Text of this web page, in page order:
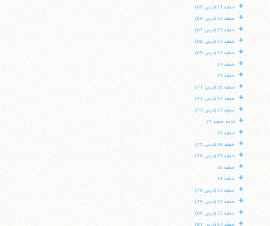
+ خطبه 21 (درس 65)
+ خطبه 22 (درس 66)
+ خطبه 23 (درس 67)
+ خطبه 23 (درس 68)
+ خطبه 23 (درس 69)
+ خطبه 24
+ خطبه 25
+ خطبه 26 (درس 71)
+ خطبه 27 (درس 72)
+ خطبه 27 (درس 73)
+ ادامه خطبه 27
+ خطبه 28
+ خطبه 28 (درس 75)
+ خطبه 29 (درس 76)
+ خطبه 30
+ خطبه 31
+ خطبه 32 (درس 78)
+ خطبه 32 (درس 79)
+ خطبه 33 (درس 80)